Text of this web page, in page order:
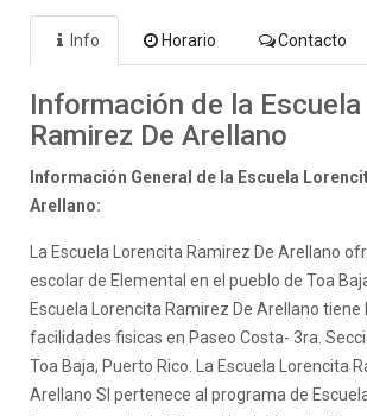
Info Horario Contacto
Información de la
Ramirez De Arellano
Información General de la Escuela
Arellano:
La Escuela Lorencita Ramirez De Arellano
escolar de Elemental en el pueblo de Toa
Escuela Lorencita Ramirez De Arellano tiene
facilidades fisicas en Paseo Costa- 3ra.
Toa Baja, Puerto Rico. La Escuela Lorencita
Arellano SI pertenece al programa de